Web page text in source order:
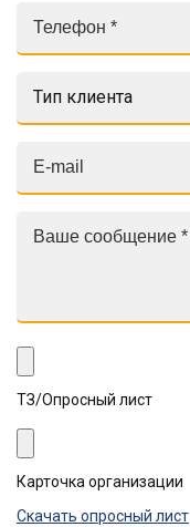
Тип клиента
ТЗ/Опросный лист
Карточка организации
Скачать опросный лист